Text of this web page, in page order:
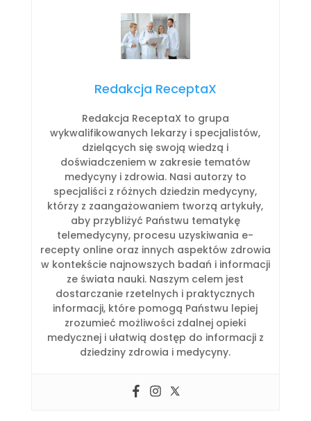
Redakcja ReceptaX
Redakcja ReceptaX to grupa
wykwalifikowanych lekarzy i specjalistów,
dzielących się swoją wiedzą i
doświadczeniem w zakresie tematów
medycyny i zdrowia. Nasi autorzy to
specjaliści z różnych dziedzin medycyny,
którzy z zaangażowaniem tworzą artykuły,
aby przybliżyć Państwu tematykę
telemedycyny, procesu uzyskiwania e-
recepty online oraz innych aspektów zdrowia
w kontekście najnowszych badań i informacji
ze świata nauki. Naszym celem jest
dostarczanie rzetelnych i praktycznych
informacji, które pomogą Państwu lepiej
zrozumieć możliwości zdalnej opieki
medycznej i ułatwią dostęp do informacji z
dziedziny zdrowia i medycyny.